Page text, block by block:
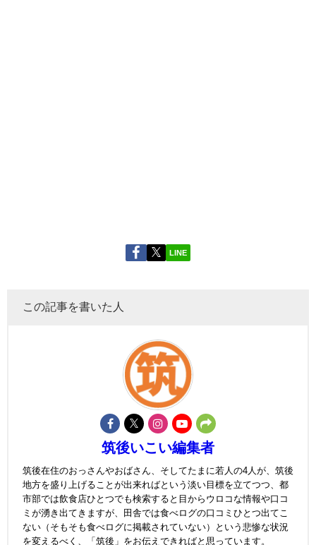
LINE
この記事を書いた人
筑後いこい編集者
筑後在住のおっさんやおばさん、そしてたまに若人の4人が、筑後
地方を盛り上げることが出来ればという淡い目標を立てつつ、都
市部では飲食店ひとつでも検索すると目からウロコな情報や口コ
ミが湧き出てきますが、田舎では食べログの口コミひとつ出てこ
ない（そもそも食べログに掲載されていない）という悲惨な状況
を変えるべく、「筑後」をお伝えできればと思っています。